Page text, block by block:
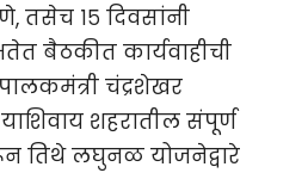
तसेच १५ दिवसांनी
बैठकीत कार्यवाहीची
चंद्रशेखर
शहरातील संपूर्ण
तिथे लघुनळ योजनेद्वारे